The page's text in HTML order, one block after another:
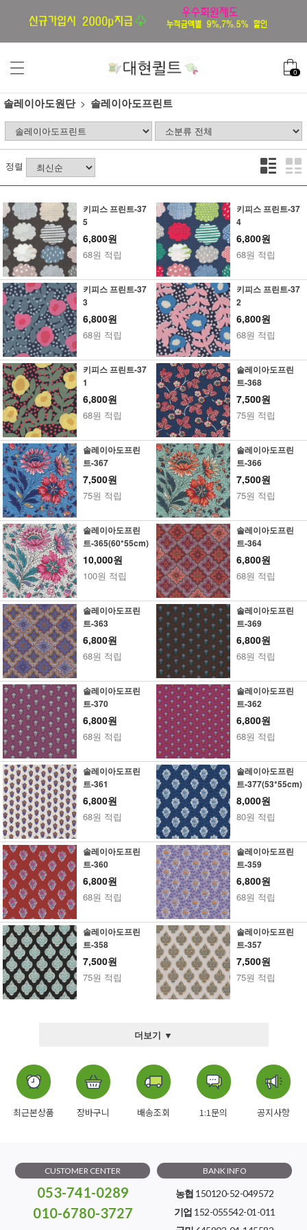
0
솔레이아도원단 솔레이아도프린트
정렬
키피스 프린트-37
5
6,800원
68원 적립
키피스 프린트-37
4
6,800원
68원 적립
키피스 프린트-37
3
6,800원
68원 적립
키피스 프린트-37
2
6,800원
68원 적립
키피스 프린트-37
1
6,800원
68원 적립
솔레이아도프린
트-368
7,500원
75원 적립
솔레이아도프린
트-367
7,500원
75원 적립
솔레이아도프린
트-366
7,500원
75원 적립
솔레이아도프린
트-365(60*55cm)
10,000원
100원 적립
솔레이아도프린
트-364
6,800원
68원 적립
솔레이아도프린
트-363
6,800원
68원 적립
솔레이아도프린
트-369
6,800원
68원 적립
솔레이아도프린
트-370
6,800원
68원 적립
솔레이아도프린
트-362
6,800원
68원 적립
솔레이아도프린
트-361
6,800원
68원 적립
솔레이아도프린
트-377(53*55cm)
8,000원
80원 적립
솔레이아도프린
트-360
6,800원
68원 적립
솔레이아도프린
트-359
6,800원
68원 적립
솔레이아도프린
트-358
7,500원
75원 적립
솔레이아도프린
트-357
7,500원
75원 적립
더보기 ▼
최근본상품 장바구니 배송조회 1:1문의 공지사항
CUSTOMER CENTER
053-741-0289
010-6780-3727
BANK INFO
농협 150120-52-049572
기업 152-055542-01-011